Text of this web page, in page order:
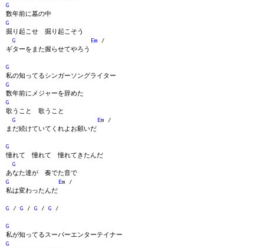
G
数年前に墓の中
G
掘り起こせ 掘り起こそう
G
Em /
ギターをまた握らせてやろう
G
私の知ってるシンガーソングライター
G
数年前にメジャーを辞めた
G
歌うこと 歌うこと
G
Em /
まだ続けていてくれよお願いだ
G
憧れて 憧れて 憧れてきたんだ
G
あなた達が 奏でた音で
G
Em /
私は変わったんだ
G / G / G / G /
G
私が知ってるスーパーエンターテイナー
G